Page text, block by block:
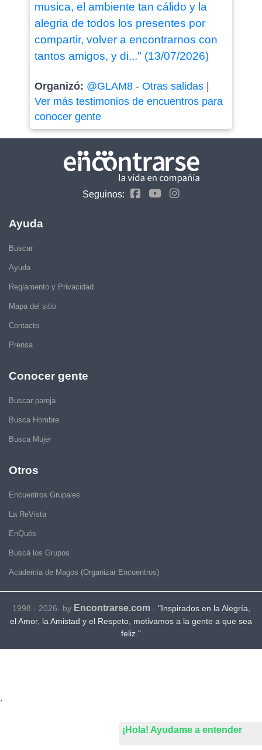
¡Hola! Ayudame a entender
musica, el ambiente tan cálido y la
alegria de todos los presentes por
compartir, volver a encontrarnos con
tantos amigos, y di..." (13/07/2026)
Organizó: @GLAM8- Otras salidas|
Ver más testimonios de encuentros para
conocer gente
Seguinos:
Ayuda
Buscar
Ayuda
Reglamento y Privacidad
Mapa del sitio
Contacto
Prensa
Conocer gente
Buscar pareja
Busca Hombre
Busca Mujer
Otros
Encuentros Grupales
La ReVista
EnQués
Buscá los Grupos
Academia de Magos (Organizar Encuentros)
1998 - 2026- by Encontrarse.com- "Inspirados en la Alegría,
el Amor, la Amistad y el Respeto, motivamos a la gente a que sea
feliz."
.